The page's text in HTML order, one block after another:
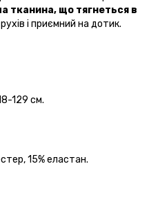
тканина, що тягнеться в
і приємний на дотик.
129 см.
15% еластан.